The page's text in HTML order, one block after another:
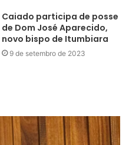
Caiado participa de posse
de Dom José Aparecido,
novo bispo de Itumbiara
9 de setembro de 2023